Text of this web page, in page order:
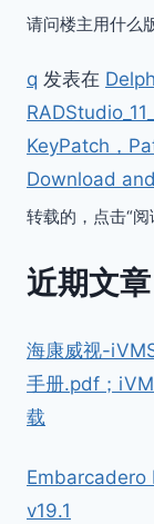
请问楼主用什么
q 发表在
KeyPatch，
Download
转载的，点击“阅
近期文章
海康威视-
手册.pdf；
载
Embarcadero
v19.1